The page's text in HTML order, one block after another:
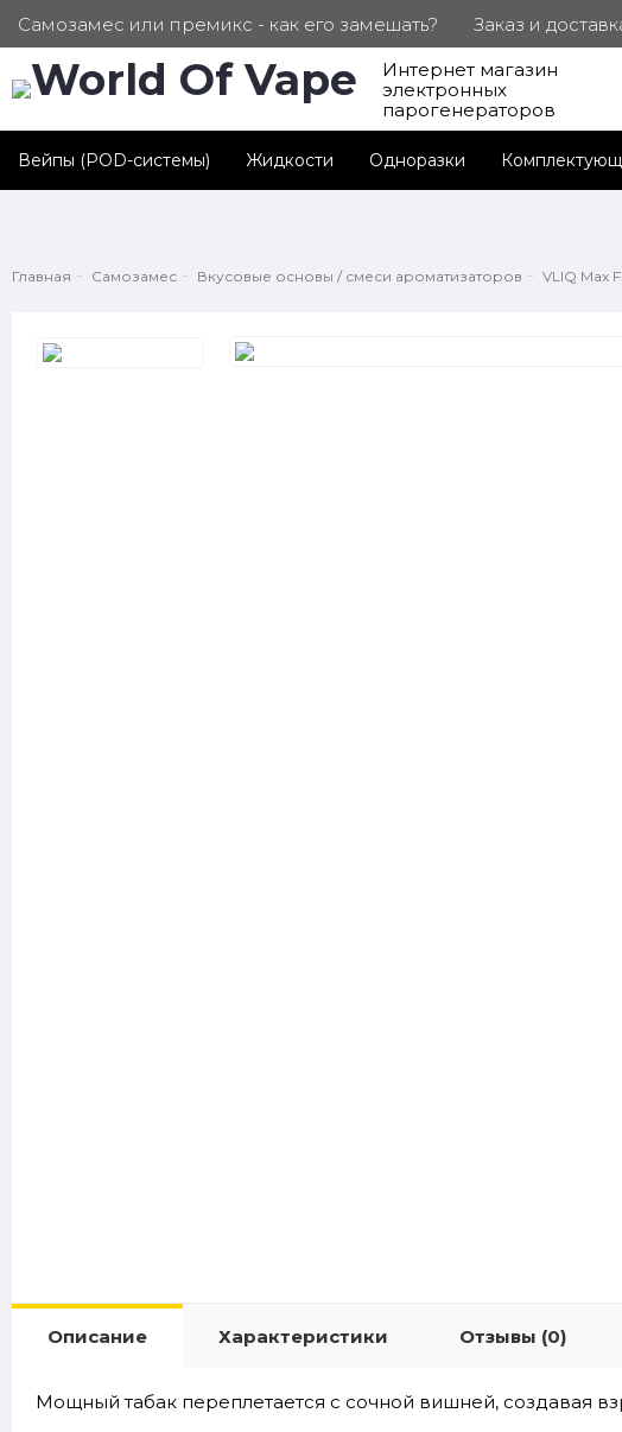
Самозамес или премикс - как его замешать? Заказ и
ПОД. СЕРТИФИКАТЫ Партнерам Личный кабинет
Интернет магазин
электронных
парогенераторов
Вейпы (POD-системы) Жидкости Одноразки
Главная Самозамес Вкусовые основы / смеси ароматизаторов VLIQ Max
Описание Характеристики Отзывы (0)
Мощный табак переплетается с сочной вишней, создавая